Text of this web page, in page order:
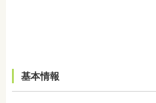
基本情報